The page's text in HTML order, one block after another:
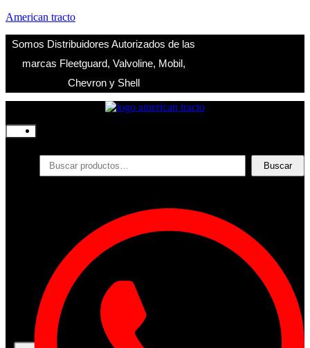
American tracto
Somos Distribuidores Autorizados de las
marcas Fleetguard, Valvoline, Mobil,
Chevron y Shell
Productos
Filtros
Contacto
Acceder
Iniciar Sesion
Registro
Restablecer la contraseña
Buscar